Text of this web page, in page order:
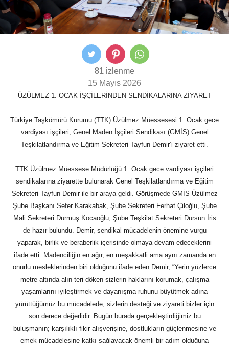
81 izlenme
15 Mayıs 2026
ÜZÜLMEZ 1. OCAK İŞÇİLERİNDEN SENDİKALARINA ZİYARET
Türkiye Taşkömürü Kurumu (TTK) Üzülmez Müessesesi 1. Ocak gece
vardiyası işçileri, Genel Maden İşçileri Sendikası (GMİS) Genel
Teşkilatlandırma ve Eğitim Sekreteri Tayfun Demir’i ziyaret etti.
TTK Üzülmez Müessese Müdürlüğü 1. Ocak gece vardiyası işçileri
sendikalarına ziyarette bulunarak Genel Teşkilatlandırma ve Eğitim
Sekreteri Tayfun Demir ile bir araya geldi. Görüşmede GMİS Üzülmez
Şube Başkanı Sefer Karakabak, Şube Sekreteri Ferhat Çiloğlu, Şube
Mali Sekreteri Durmuş Kocaoğlu, Şube Teşkilat Sekreteri Dursun İris
de hazır bulundu. Demir, sendikal mücadelenin önemine vurgu
yaparak, birlik ve beraberlik içerisinde olmaya devam edeceklerini
ifade etti. Madenciliğin en ağır, en meşakkatli ama aynı zamanda en
onurlu mesleklerinden biri olduğunu ifade eden Demir, “Yerin yüzlerce
metre altında alın teri döken sizlerin haklarını korumak, çalışma
yaşamlarını iyileştirmek ve dayanışma ruhunu büyütmek adına
yürüttüğümüz bu mücadelede, sizlerin desteği ve ziyareti bizler için
son derece değerlidir. Bugün burada gerçekleştirdiğimiz bu
buluşmanın; karşılıklı fikir alışverişine, dostlukların güçlenmesine ve
emek mücadelesine katkı sağlayacak önemli bir adım olduğuna